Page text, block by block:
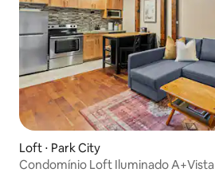
Loft ⋅ Park City
Condomínio Loft Iluminado A+Vista